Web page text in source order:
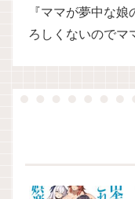
『ママが夢中な
ろしくないのでマ